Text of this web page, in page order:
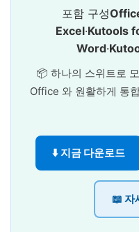
포함 구성
Excel·Kutools
Word·
📦 하나의 스위트로
Office 와 원활하게 통
⬇️ 지금 다운로드
📖 자